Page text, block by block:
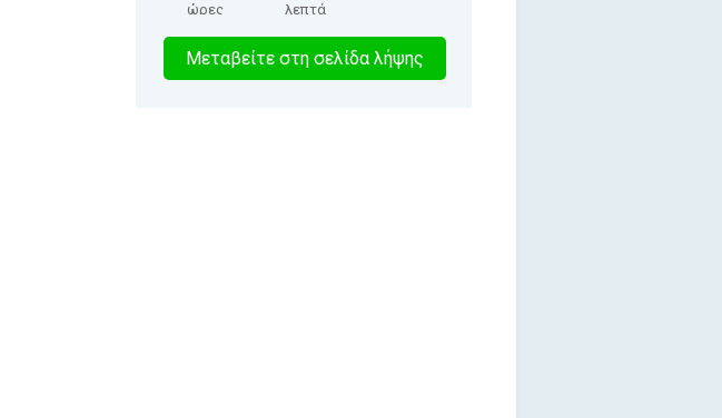
ώρες λεπτά
1 2
Μεταβείτε στη σελίδα λήψης